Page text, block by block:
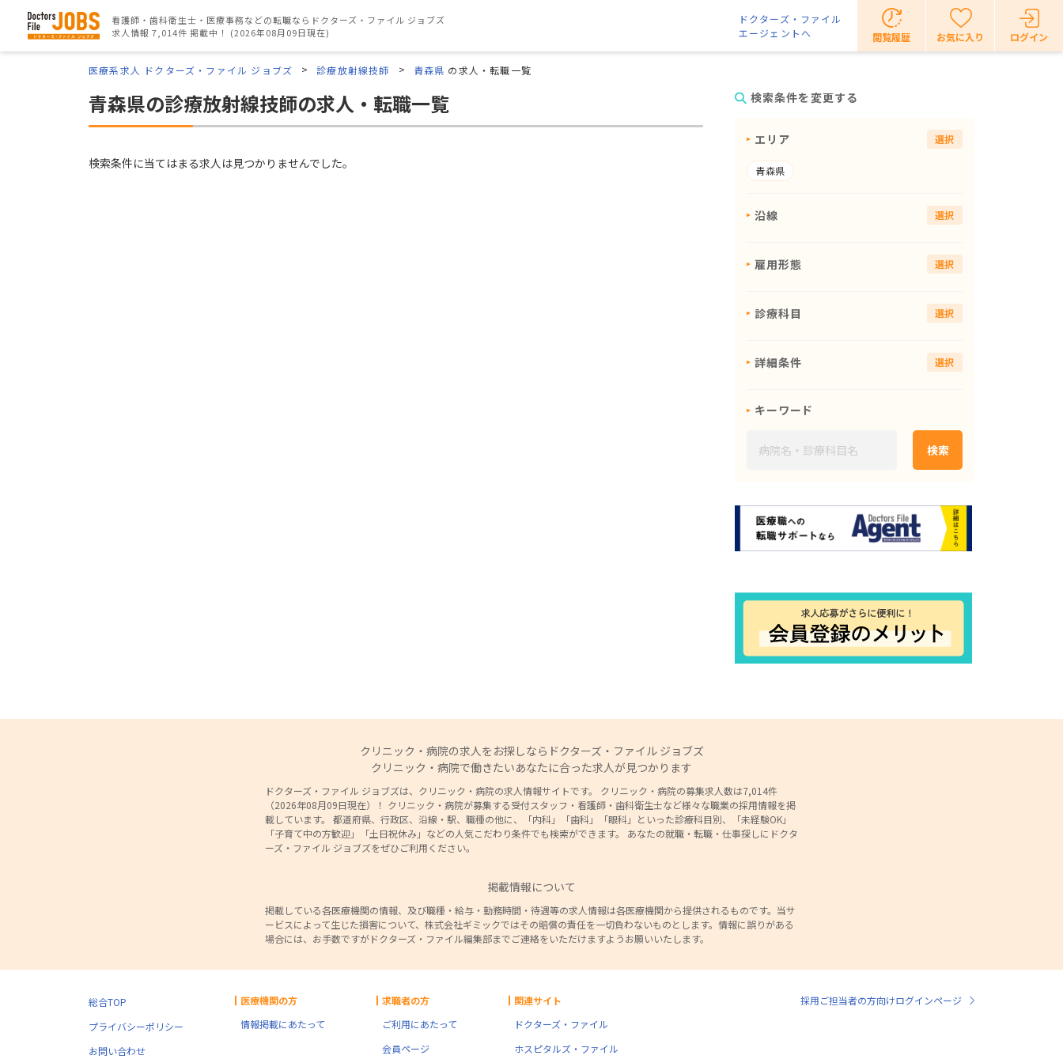
看護師・歯科衛生士・医療事務などの転職ならドクターズ・ファイル ジョブズ
求人情報 7,014件 掲載中！ (2026年08月09日現在)
ドクターズ・ファイル
エージェントへ
閲覧履歴 お気に入り ログイン
医療系求人 ドクターズ・ファイル ジョブズ 診療放射線技師 青森県 の求人・転職一覧
青森県の診療放射線技師の求人・転職一覧
検索条件に当てはまる求人は見つかりませんでした。
検索条件を変更する
エリア 選択
青森県
沿線 選択
雇用形態 選択
診療科目 選択
詳細条件 選択
キーワード
クリニック・病院の求人をお探しならドクターズ・ファイル ジョブズ
クリニック・病院で働きたいあなたに合った求人が見つかります
ドクターズ・ファイル ジョブズは、クリニック・病院の求人情報サイトです。 クリニック・病院の募集求人数は7,014件
（2026年08月09日現在）！ クリニック・病院が募集する受付スタッフ・看護師・歯科衛生士など様々な職業の採用情報を掲
載しています。 都道府県、行政区、沿線・駅、職種の他に、「内科」「歯科」「眼科」といった診療科目別、「未経験OK」
「子育て中の方歓迎」「土日祝休み」などの人気こだわり条件でも検索ができます。 あなたの就職・転職・仕事探しにドクタ
ーズ・ファイル ジョブズをぜひご利用ください。
掲載情報について
掲載している各医療機関の情報、及び職種・給与・勤務時間・待遇等の求人情報は各医療機関から提供されるものです。当サ
ービスによって生じた損害について、株式会社ギミックではその賠償の責任を一切負わないものとします。情報に誤りがある
場合には、お手数ですがドクターズ・ファイル編集部までご連絡をいただけますようお願いいたします。
総合TOP
プライバシーポリシー
お問い合わせ
医療機関の方
情報掲載にあたって
求職者の方
ご利用にあたって
会員ページ
関連サイト
ドクターズ・ファイル
ホスピタルズ・ファイル
採用ご担当者の方向けログインページ